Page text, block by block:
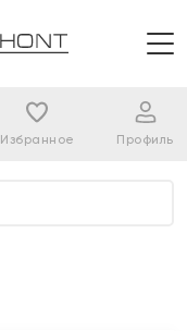
Избранное Профиль